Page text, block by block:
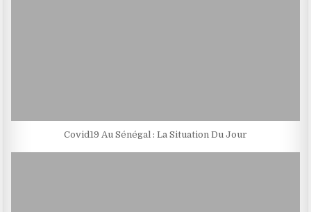
Covid19 Au Sénégal : La Situation Du Jour